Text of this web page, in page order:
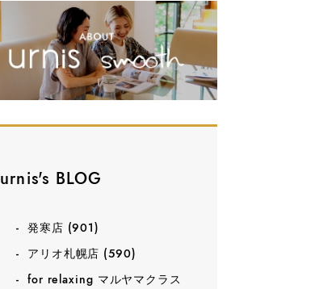
urnis's BLOG
発寒店 (901)
アリオ札幌店 (590)
for relaxing マルヤマクラス